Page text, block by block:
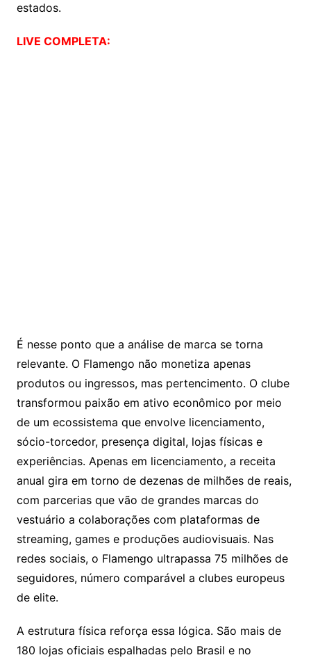
estados.
LIVE COMPLETA:
É nesse ponto que a análise de marca se torna
relevante. O Flamengo não monetiza apenas
produtos ou ingressos, mas pertencimento. O clube
transformou paixão em ativo econômico por meio
de um ecossistema que envolve licenciamento,
sócio-torcedor, presença digital, lojas físicas e
experiências. Apenas em licenciamento, a receita
anual gira em torno de dezenas de milhões de reais,
com parcerias que vão de grandes marcas do
vestuário a colaborações com plataformas de
streaming, games e produções audiovisuais. Nas
redes sociais, o Flamengo ultrapassa 75 milhões de
seguidores, número comparável a clubes europeus
de elite.
A estrutura física reforça essa lógica. São mais de
180 lojas oficiais espalhadas pelo Brasil e no